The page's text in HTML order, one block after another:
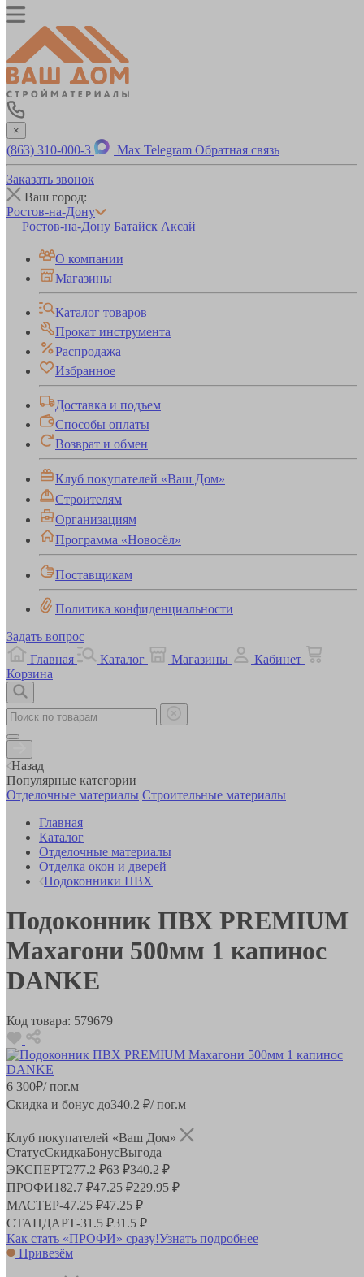
×
(863) 310-000-3 Max Telegram Обратная связь
Заказать звонок
Ваш город:
Ростов-на-Дону
Ростов-на-Дону Батайск Аксай
О компании
Магазины
Каталог товаров
Прокат инструмента
Распродажа
Избранное
Доставка и подъем
Способы оплаты
Возврат и обмен
Клуб покупателей «Ваш Дом»
Строителям
Организациям
Программа «Новосёл»
Поставщикам
Политика конфиденциальности
Задать вопрос
Главная
Каталог Магазины
Кабинет
Корзина
Назад
Популярные категории
Отделочные материалы Строительные материалы
Главная
Каталог
Отделочные материалы
Отделка окон и дверей
Подоконники ПВХ
Подоконник ПВХ PREMIUM
Махагони 500мм 1 капинос
DANKE
Код товара: 579679
6 300₽/ пог.м
Скидка и бонус до340.2 ₽/ пог.м
Клуб покупателей «Ваш Дом»
СтатусСкидкаБонусВыгода
ЭКСПЕРТ277.2 ₽63 ₽340.2 ₽
ПРОФИ182.7 ₽47.25 ₽229.95 ₽
МАСТЕР-47.25 ₽47.25 ₽
СТАНДАРТ-31.5 ₽31.5 ₽
Как стать «ПРОФИ» сразу!Узнать подробнее
Привезём